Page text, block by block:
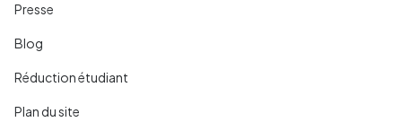
Presse
Blog
Réduction étudiant
Plan du site